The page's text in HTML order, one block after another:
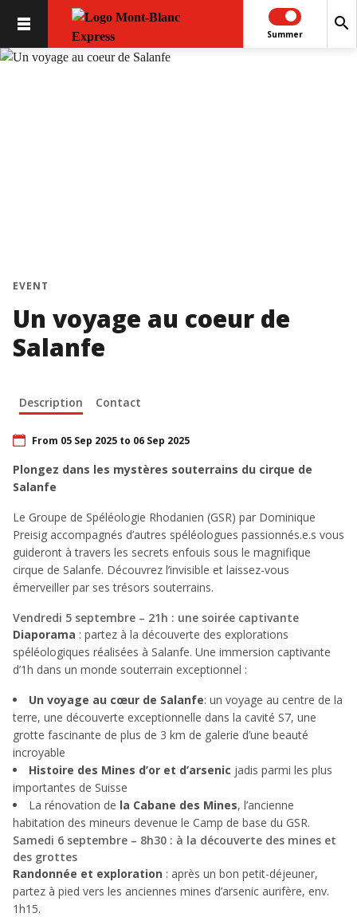
Summer
search
EVENT
Un voyage au coeur de
Salanfe
Description Contact
From 05 Sep 2025 to 06 Sep 2025
Plongez dans les mystères souterrains du cirque de
Salanfe
Le Groupe de Spéléologie Rhodanien (GSR) par Dominique
Preisig accompagnés d’autres spéléologues passionnés.e.s vous
guideront à travers les secrets enfouis sous le magnifique
cirque de Salanfe. Découvrez l’invisible et laissez-vous
émerveiller par ses trésors souterrains.
Vendredi 5 septembre – 21h : une soirée captivante
Diaporama : partez à la découverte des explorations
spéléologiques réalisées à Salanfe. Une immersion captivante
d’1h dans un monde souterrain exceptionnel :
Un voyage au cœur de Salanfe: un voyage au centre de la
terre, une découverte exceptionnelle dans la cavité S7, une
grotte fascinante de plus de 3 km de galerie d’une beauté
incroyable
Histoire des Mines d’or et d’arsenic jadis parmi les plus
importantes de Suisse
La rénovation de la Cabane des Mines, l’ancienne
habitation des mineurs devenue le Camp de base du GSR.
Samedi 6 septembre – 8h30 : à la découverte des mines et
des grottes
Randonnée et exploration : après un bon petit-déjeuner,
partez à pied vers les anciennes mines d’arsenic aurifère, env.
1h15.